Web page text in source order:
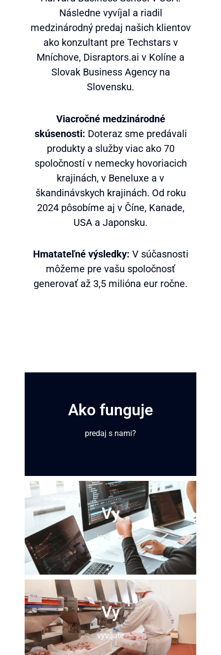
Následne vyvíjal a riadil
medzinárodný predaj našich klientov
ako konzultant pre Techstars v
Mníchove, Disraptors.ai v Kolíne a
Slovak Business Agency na
Slovensku.
Viacročné medzinárodné
skúsenosti: Doteraz sme predávali
produkty a služby viac ako 70
spoločností v nemecky hovoriacich
krajinách, v Beneluxe a v
škandinávskych krajinách. Od roku
2024 pôsobíme aj v Číne, Kanade,
USA a Japonsku.
Hmatateľné výsledky: V súčasnosti
môžeme pre vašu spoločnosť
generovať až 3,5 milióna eur ročne.
Ako funguje
predaj s nami?
Vy
vyvíjate
Vy
vyvíjate